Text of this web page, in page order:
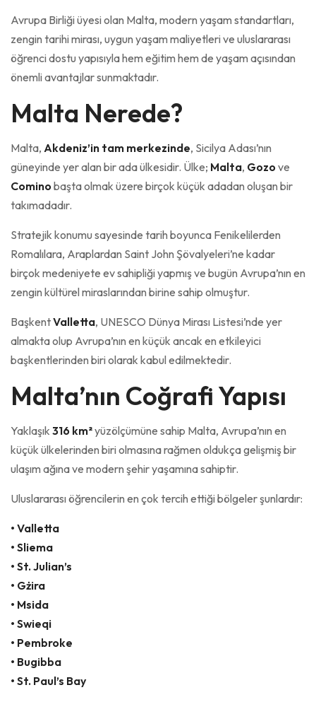
Avrupa Birliği üyesi olan Malta, modern yaşam standartları,
zengin tarihi mirası, uygun yaşam maliyetleri ve uluslararası
öğrenci dostu yapısıyla hem eğitim hem de yaşam açısından
önemli avantajlar sunmaktadır.
Malta Nerede?
Malta, Akdeniz’in tam merkezinde, Sicilya Adası’nın
güneyinde yer alan bir ada ülkesidir. Ülke; Malta, Gozo ve
Comino başta olmak üzere birçok küçük adadan oluşan bir
takımadadır.
Stratejik konumu sayesinde tarih boyunca Fenikelilerden
Romalılara, Araplardan Saint John Şövalyeleri’ne kadar
birçok medeniyete ev sahipliği yapmış ve bugün Avrupa’nın en
zengin kültürel miraslarından birine sahip olmuştur.
BaşkentValletta, UNESCO Dünya Mirası Listesi’nde yer
almakta olup Avrupa’nın en küçük ancak en etkileyici
başkentlerinden biri olarak kabul edilmektedir.
Malta’nın Coğrafi Yapısı
Yaklaşık 316 km²yüzölçümüne sahip Malta, Avrupa’nın en
küçük ülkelerinden biri olmasına rağmen oldukça gelişmiş bir
ulaşım ağına ve modern şehir yaşamına sahiptir.
Uluslararası öğrencilerin en çok tercih ettiği bölgeler şunlardır:
• Valletta
• Sliema
• St. Julian’s
• Gżira
• Msida
• Swieqi
• Pembroke
• Bugibba
• St. Paul’s Bay